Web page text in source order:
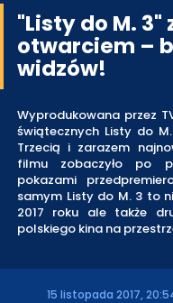
"Listy do M.
otwarciem –
widzów!
Wyprodukowana przez
świątecznych Listy do
Trzecią i zarazem
filmu zobaczyło po
pokazami
samym Listy do M. 3 to
2017 roku ale także
polskiego kina na
15 listopada 2017,